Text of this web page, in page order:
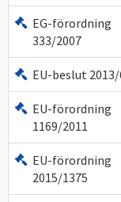
EG-förordning
333/2007
EU-beslut 2013/
EU-förordning
1169/2011
EU-förordning
2015/1375